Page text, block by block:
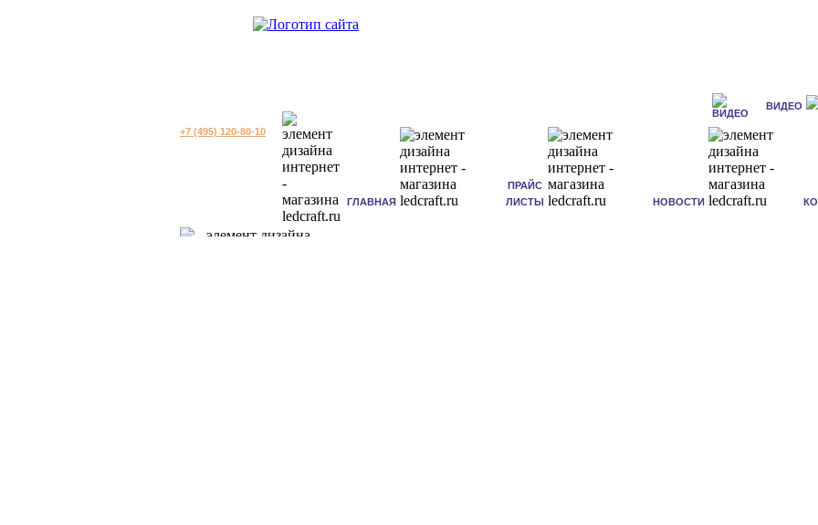
ВИДЕО
+7 (495) 120-80-10
ГЛАВНАЯ
ПРАЙС
ЛИСТЫ
НОВОСТИ